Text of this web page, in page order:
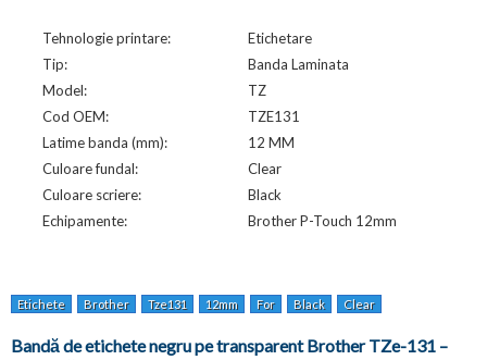
Tehnologie printare:
Etichetare
Tip:
Banda Laminata
Model:
TZ
Cod OEM:
TZE131
Latime banda (mm):
12 MM
Culoare fundal:
Clear
Culoare scriere:
Black
Echipamente:
Brother P-Touch 12mm
Etichete Brother Tze131 12mm For Black Clear
Bandă de etichete negru pe transparent Brother TZe-131 –